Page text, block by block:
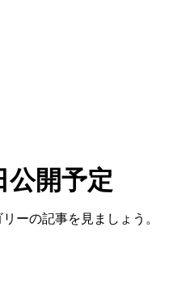
公開予定
ーの記事を見ましょう。